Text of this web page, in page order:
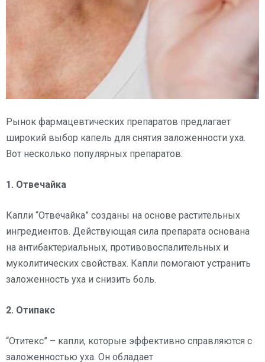
Рынок фармацевтических препаратов предлагает
широкий выбор капель для снятия заложенности уха.
Вот несколько популярных препаратов:
1. Отвечайка
Капли “Отвечайка” созданы на основе растительных
ингредиентов. Действующая сила препарата основана
на антибактериальных, противовоспалительных и
муколитических свойствах. Капли помогают устранить
заложенность уха и снизить боль.
2. Отипакс
“Отитекс” – капли, которые эффективно справляются с
заложенностью уха. Он обладает